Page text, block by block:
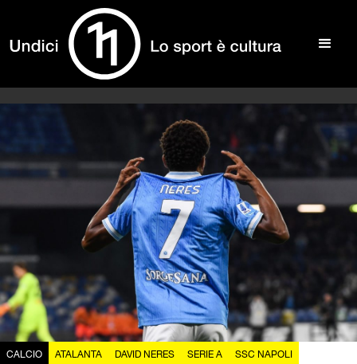
CALCIO ATALANTA DAVID NERES SERIE A SSC NAPOLI